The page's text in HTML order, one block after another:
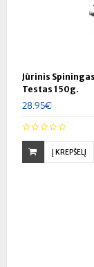
Jūrinis
Testas 150g.
28.95€
Į KREPŠELĮ